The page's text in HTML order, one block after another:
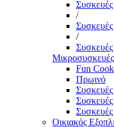
/
/
Μικροσυσκευές
Fun
Πρωινό
Οικιακός